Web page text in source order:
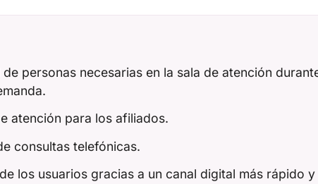
personas necesarias en la sala de atención
atención para los afiliados.
consultas telefónicas.
los usuarios gracias a un canal digital más rápido y